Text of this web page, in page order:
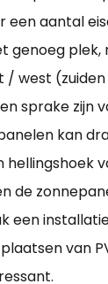
een aantal
genoeg plek,
/ west
sprake zijn
kan
de
een
van